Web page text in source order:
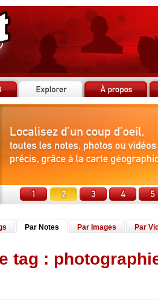
Par Notes Par Images Par
tag :